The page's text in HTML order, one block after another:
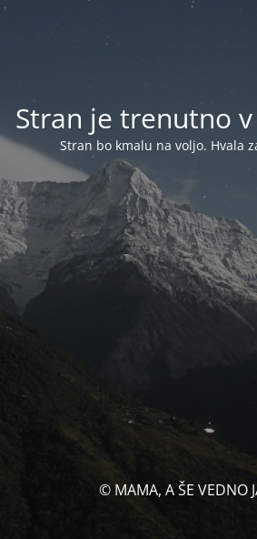
Stran je trenutno
Stran bo kmalu na voljo. Hvala
© MAMA, A ŠE VEDNO